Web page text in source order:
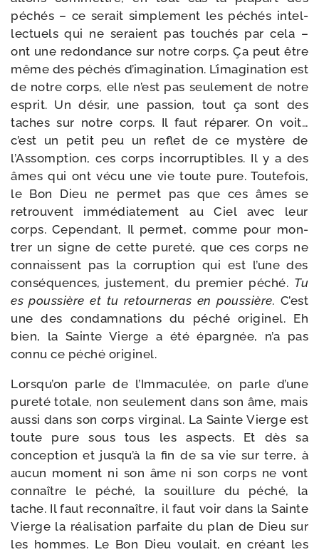
péchés – ce serait sim­ple­ment les péchés intel­
lec­tuels qui ne seraient pas tou­chés par cela –
ont une redon­dance sur notre corps. Ça peut être
même des péchés d’i­ma­gi­na­tion. L’imagination est
de notre corps, elle n’est pas seule­ment de notre
esprit. Un désir, une pas­sion, tout ça sont des
taches sur notre corps. Il faut répa­rer. On voit…
c’est un petit peu un reflet de ce mys­tère de
l’Assomption, ces corps incor­rup­tibles. Il y a des
âmes qui ont vécu une vie toute pure. Toutefois,
le Bon Dieu ne per­met pas que ces âmes se
retrouvent immé­dia­te­ment au Ciel avec leur
corps. Cependant, Il per­met, comme pour mon­
trer un signe de cette pure­té, que ces corps ne
connaissent pas la cor­rup­tion qui est l’une des
consé­quences, jus­te­ment, du pre­mier péché. Tu
es pous­sière et tu retour­ne­ras en pous­sière. C’est
une des condam­na­tions du péché ori­gi­nel. Eh
bien, la Sainte Vierge a été épar­gnée, n’a pas
connu ce péché originel.
Lorsqu’on parle de l’Immaculée, on parle d’une
pure­té totale, non seule­ment dans son âme, mais
aus­si dans son corps vir­gi­nal. La Sainte Vierge est
toute pure sous tous les aspects. Et dès sa
concep­tion et jus­qu’à la fin de sa vie sur terre, à
aucun moment ni son âme ni son corps ne vont
connaître le péché, la souillure du péché, la
tache. Il faut recon­naître, il faut voir dans la Sainte
Vierge la réa­li­sa­tion par­faite du plan de Dieu sur
les hommes. Le Bon Dieu vou­lait, en créant les